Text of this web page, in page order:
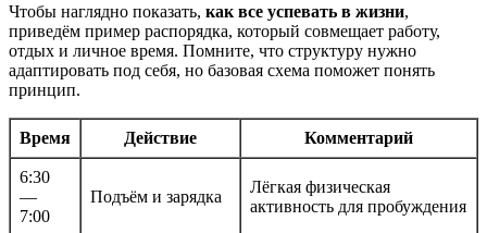
Чтобы наглядно показать, как все успевать в жизни,
приведём пример распорядка, который совмещает работу,
отдых и личное время. Помните, что структуру нужно
адаптировать под себя, но базовая схема поможет понять
принцип.
Время Действие Комментарий
6:30
—
7:00
Подъём и зарядка
Лёгкая физическая
активность для пробуждения